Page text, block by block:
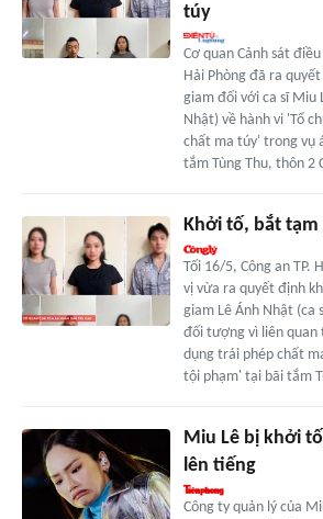
túy
Cơ quan Cảnh sát
Hải Phòng đã ra
giam đối với ca sĩ Miu
Nhật) về hành vi 'Tổ
chất ma túy' trong vụ
tắm Tùng Thu, thôn 2
Khởi tố, bắt tạm
Tối 16/5, Công an TP.
vị vừa ra quyết định
giam Lê Ánh Nhật (ca
đối tượng vì liên quan
dụng trái phép chất
tội phạm' tại bãi tắm
Miu Lê bị khởi
lên tiếng
Công ty quản lý của